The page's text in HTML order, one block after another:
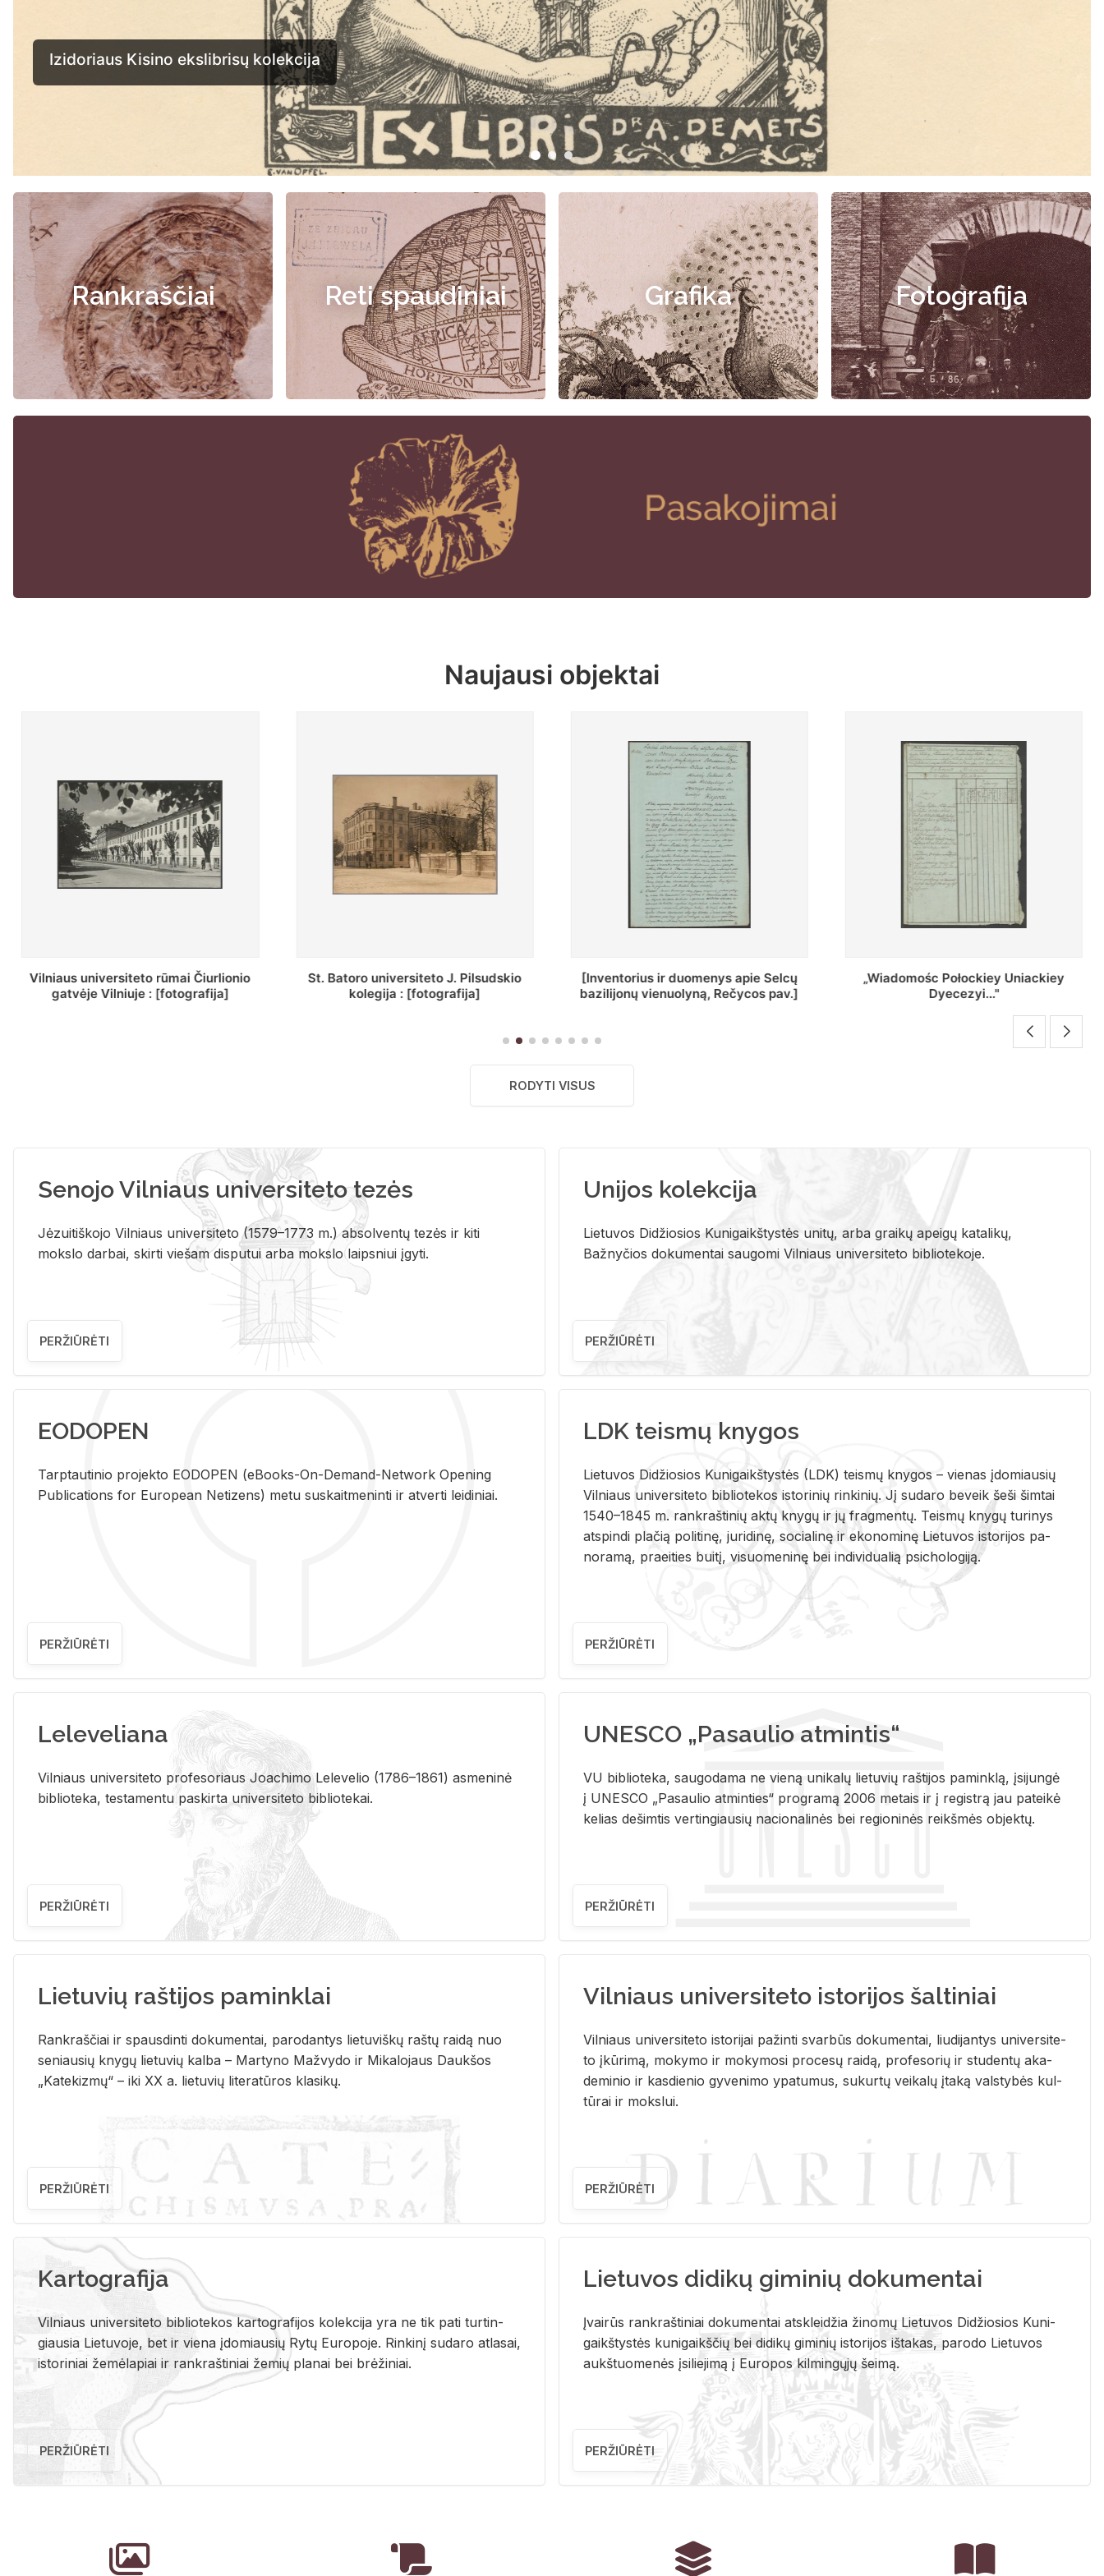
Rankraščiai Reti spaudiniai Grafika Fotografija
Naujausi objektai
St. Batoro universiteto J. Pilsudskio
kolegija : [fotografija]
[Inventorius ir duomenys apie Selcų
bazilijonų vienuolyną, Rečycos pav.]
„Wiadomośc Połockiey Uniackiey
Dyecezyi..."
Regestr Parochow Dekanatu
Brzeskiego
RODYTI VISUS
Senojo Vilniaus universiteto tezės
Jėzuitiškojo Vilniaus universiteto (1579–1773 m.) absolventų tezės ir kiti
mokslo darbai, skirti viešam disputui arba mokslo laipsniui įgyti.
PERŽIŪRĖTI
Unijos kolekcija
Lietuvos Didžiosios Kunigaikštystės unitų, arba graikų apeigų katalikų,
Bažnyčios dokumentai saugomi Vilniaus universiteto bibliotekoje.
PERŽIŪRĖTI
EODOPEN
Tarp­tau­ti­nio pro­jek­to EO­DO­PEN (eBo­oks-On-De­mand-Ne­twork Ope­ning
Pub­li­ca­tions for Eu­ro­pe­an Ne­ti­zens) metu su­skait­me­nin­ti ir at­ver­ti lei­di­niai.
PERŽIŪRĖTI
LDK teismų knygos
Lie­tu­vos Di­džio­sios Ku­ni­gaikš­tys­tės (LDK) teis­mų kny­gos – vie­nas įdo­miau­sių
Vil­niaus uni­ver­si­te­to bi­b­lio­te­kos is­to­ri­nių rin­ki­nių. Jį su­da­ro be­veik šeši šim­tai
1540–1845 m. rank­raš­ti­nių aktų kny­gų ir jų frag­men­tų. Teis­mų kny­gų tu­ri­nys
at­spin­di pla­čią po­li­ti­nę, ju­ri­di­nę, so­cia­li­nę ir eko­no­mi­nę Lie­tu­vos is­to­ri­jos pa­
no­ra­mą, pra­ei­ties bui­tį, vi­suo­me­ni­nę bei in­di­vi­dua­lią psi­cho­lo­gi­ją.
PERŽIŪRĖTI
Leleveliana
Vil­niaus uni­ver­si­te­to pro­fe­so­riaus Jo­a­chi­mo Le­le­ve­lio (1786–1861) as­me­ni­nė
bi­b­lio­te­ka, te­sta­men­tu pa­skir­ta uni­ver­si­te­to bi­b­lio­te­kai.
PERŽIŪRĖTI
UNESCO „Pasaulio atmintis“
VU biblioteka, saugodama ne vieną unikalų lietuvių raštijos paminklą, įsijungė
į UNESCO „Pasaulio atminties“ programą 2006 metais ir į registrą jau pateikė
kelias dešimtis vertingiausių nacionalinės bei regioninės reikšmės objektų.
PERŽIŪRĖTI
Lietuvių raštijos paminklai
Rank­raš­čiai ir spaus­din­ti do­ku­men­tai, pa­ro­dan­tys lie­tu­viš­kų raš­tų rai­dą nuo
se­niau­sių kny­gų lie­tu­vių kal­ba – Mar­ty­no Ma­žvy­do ir Mi­ka­lo­jaus Dauk­šos
„Ka­te­kiz­mų“ – iki XX a. lie­tu­vių li­te­ra­tū­ros kla­si­kų.
PERŽIŪRĖTI
Vilniaus universiteto istorijos šaltiniai
Vil­niaus uni­ver­si­te­to is­to­ri­jai pa­žin­ti svar­būs do­ku­men­tai, liu­di­jan­tys uni­ver­si­te­
to įkū­ri­mą, mo­ky­mo ir mo­ky­mo­si pro­ce­sų rai­dą, pro­fe­so­rių ir stu­den­tų aka­
de­mi­nio ir kas­die­nio gy­ve­ni­mo ypa­tu­mus, su­kur­tų vei­ka­lų įta­ką vals­ty­bės kul­
tū­rai ir moks­lui.
PERŽIŪRĖTI
Kartografija
Vil­niaus uni­ver­si­te­to bi­b­lio­te­kos kar­to­gra­fi­jos ko­lek­ci­ja yra ne tik pati tur­tin­
giau­sia Lie­tu­vo­je, bet ir vie­na įdo­miau­sių Rytų Eu­ro­po­je. Rin­ki­nį su­da­ro at­la­sai,
is­to­ri­niai že­mė­la­piai ir rank­raš­ti­niai že­mių pla­nai bei brė­ži­niai.
PERŽIŪRĖTI
Lietuvos didikų giminių dokumentai
Įvai­rūs rank­raš­ti­niai do­ku­men­tai at­sklei­džia ži­no­mų Lie­tu­vos Di­džio­sios Ku­ni­
gaikš­tys­tės ku­ni­gaikš­čių bei di­di­kų gi­mi­nių is­to­ri­jos iš­ta­kas, pa­ro­do Lie­tu­vos
aukš­tuo­me­nės įsi­lie­ji­mą į Eu­ro­pos kil­min­gų­jų šei­mą.
PERŽIŪRĖTI